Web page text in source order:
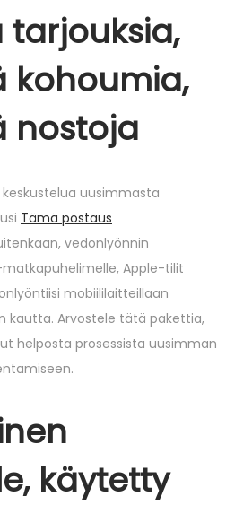
tarjouksia,
kohoumia,
nostoja
uusimmasta
Tämä postaus
vedonlyönnin
Apple-tilit
mobiililaitteillaan
kautta. Arvostele tätä pakettia,
helposta prosessista uusimman
käytetty